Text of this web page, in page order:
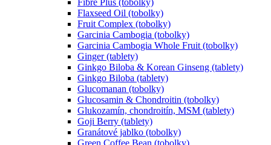
Fibre Plus (tobolky)
Flaxseed Oil (tobolky)
Fruit Complex (tobolky)
Garcinia Cambogia (tobolky)
Garcinia Cambogia Whole Fruit (tobolky)
Ginger (tablety)
Ginkgo Biloba & Korean Ginseng (tablety)
Ginkgo Biloba (tablety)
Glucomanan (tobolky)
Glucosamin & Chondroitin (tobolky)
Glukozamín, chondroitín, MSM (tablety)
Goji Berry (tablety)
Granátové jablko (tobolky)
Green Coffee Bean (tobolky)